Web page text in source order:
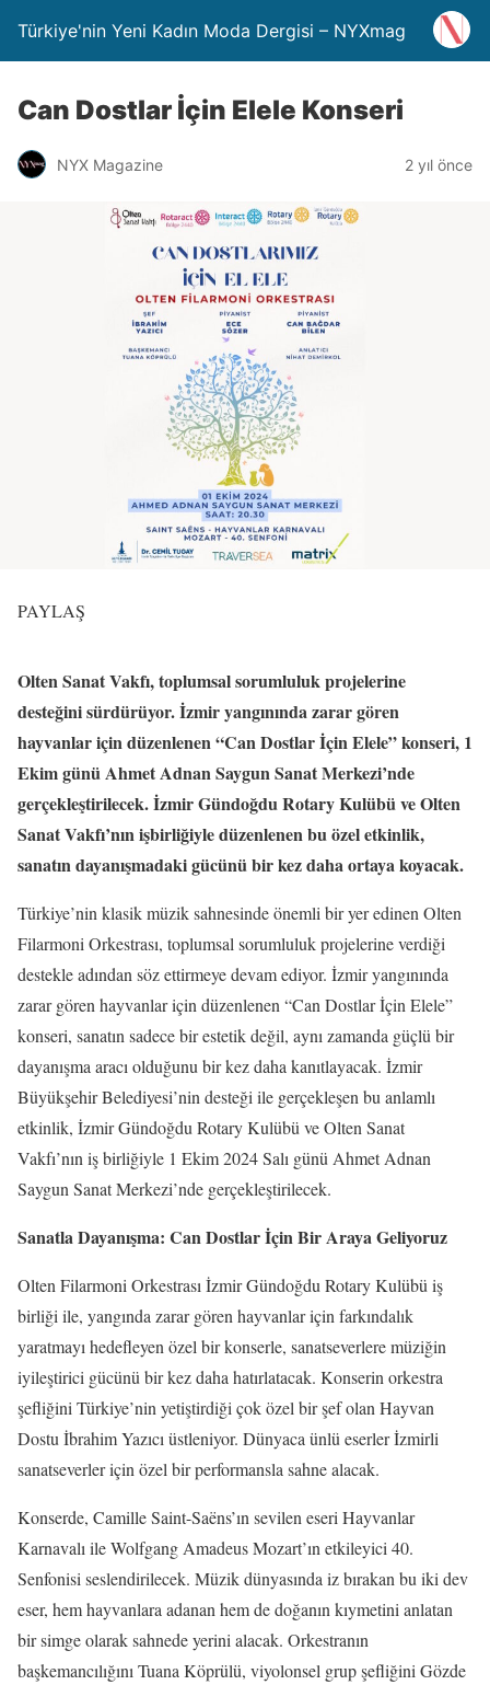
Türkiye'nin Yeni Kadın Moda Dergisi – NYXmag
Can Dostlar İçin Elele Konseri
NYX Magazine 2 yıl önce
PAYLAŞ
Olten Sanat Vakfı, toplumsal sorumluluk projelerine
desteğini sürdürüyor. İzmir yangınında zarar gören
hayvanlar için düzenlenen “Can Dostlar İçin Elele” konseri, 1
Ekim günü Ahmet Adnan Saygun Sanat Merkezi’nde
gerçekleştirilecek. İzmir Gündoğdu Rotary Kulübü ve Olten
Sanat Vakfı’nın işbirliğiyle düzenlenen bu özel etkinlik,
sanatın dayanışmadaki gücünü bir kez daha ortaya koyacak.
Türkiye’nin klasik müzik sahnesinde önemli bir yer edinen Olten
Filarmoni Orkestrası, toplumsal sorumluluk projelerine verdiği
destekle adından söz ettirmeye devam ediyor. İzmir yangınında
zarar gören hayvanlar için düzenlenen “Can Dostlar İçin Elele”
konseri, sanatın sadece bir estetik değil, aynı zamanda güçlü bir
dayanışma aracı olduğunu bir kez daha kanıtlayacak. İzmir
Büyükşehir Belediyesi’nin desteği ile gerçekleşen bu anlamlı
etkinlik, İzmir Gündoğdu Rotary Kulübü ve Olten Sanat
Vakfı’nın iş birliğiyle 1 Ekim 2024 Salı günü Ahmet Adnan
Saygun Sanat Merkezi’nde gerçekleştirilecek.
Sanatla Dayanışma: Can Dostlar İçin Bir Araya Geliyoruz
Olten Filarmoni Orkestrası İzmir Gündoğdu Rotary Kulübü iş
birliği ile, yangında zarar gören hayvanlar için farkındalık
yaratmayı hedefleyen özel bir konserle, sanatseverlere müziğin
iyileştirici gücünü bir kez daha hatırlatacak. Konserin orkestra
şefliğini Türkiye’nin yetiştirdiği çok özel bir şef olan Hayvan
Dostu İbrahim Yazıcı üstleniyor. Dünyaca ünlü eserler İzmirli
sanatseverler için özel bir performansla sahne alacak.
Konserde, Camille Saint-Saëns’ın sevilen eseri Hayvanlar
Karnavalı ile Wolfgang Amadeus Mozart’ın etkileyici 40.
Senfonisi seslendirilecek. Müzik dünyasında iz bırakan bu iki dev
eser, hem hayvanlara adanan hem de doğanın kıymetini anlatan
bir simge olarak sahnede yerini alacak. Orkestranın
başkemancılığını Tuana Köprülü, viyolonsel grup şefliğini Gözde